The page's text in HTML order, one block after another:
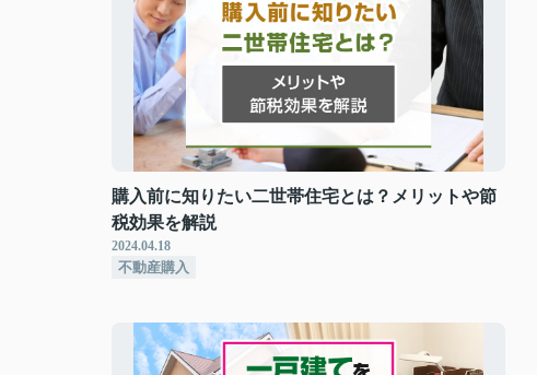
購入前に知りたい二世帯住宅とは？メリットや節
税効果を解説
2024.04.18
不動産購入